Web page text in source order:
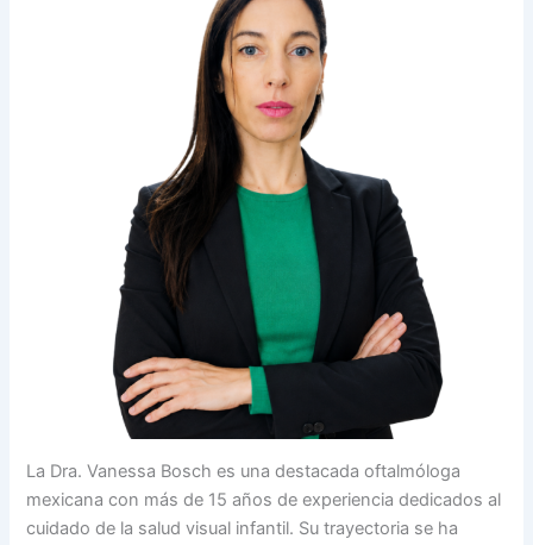
La Dra. Vanessa Bosch es una destacada oftalmóloga
mexicana con más de 15 años de experiencia dedicados al
cuidado de la salud visual infantil. Su trayectoria se ha